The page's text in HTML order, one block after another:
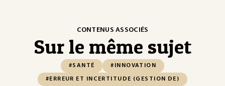
CONTENUS ASSOCIÉS
Sur le même sujet
#SANTÉ #INNOVATION
#ERREUR ET INCERTITUDE (GESTION DE)